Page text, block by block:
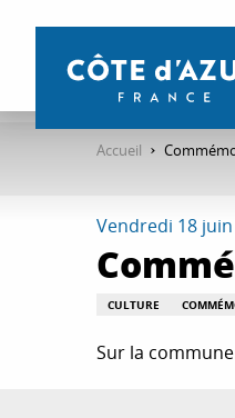
contenu
Accueil
Vendredi 18
CULTURE
Sur la